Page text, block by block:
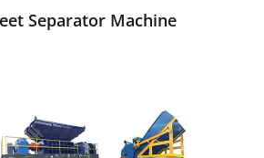
Separator Machine